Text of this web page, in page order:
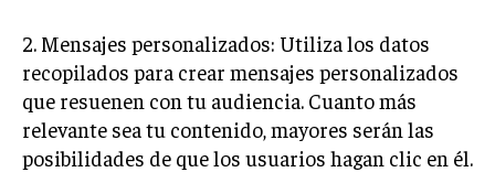
SOSTENIBILIDAD Y MEDIO AMBIENTE
GESTIÓN DE LA INNOVACIÓN TECNOLÓGICA
TRANSFORMACIÓN DIGITAL
ANALÍTICA EMPRESARIAL Y BUSINESS
2. Mensajes personalizados: Utiliza los datos
recopilados para crear mensajes personalizados
que resuenen con tu audiencia. Cuanto más
relevante sea tu contenido, mayores serán las
posibilidades de que los usuarios hagan clic en él.